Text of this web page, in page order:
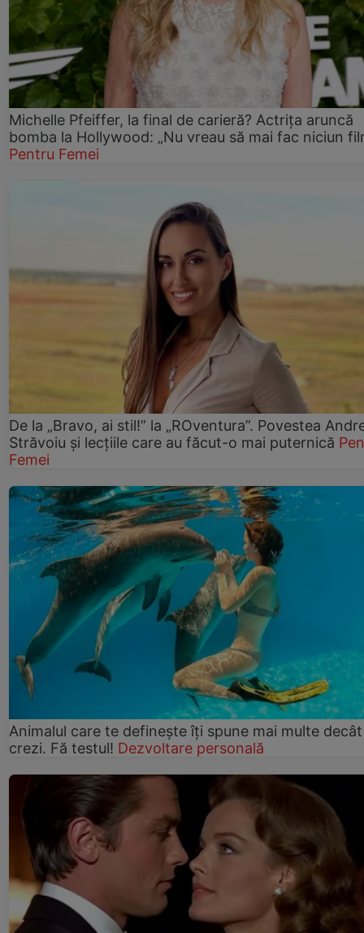
Michelle Pfeiffer, la final de carieră? Actrița aruncă
bomba la Hollywood: „Nu vreau să mai fac niciun
Pentru Femei
De la „Bravo, ai stil!” la „ROventura”. Povestea
Străvoiu și lecțiile care au făcut-o mai puternică
Femei
Animalul care te definește îți spune mai multe decât
crezi. Fă testul! Dezvoltare personală